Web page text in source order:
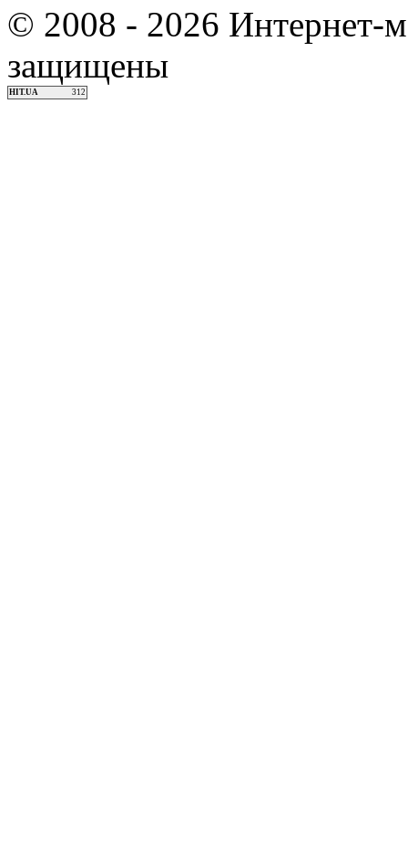
© 2008 - 2026 Интернет-
защищены
HIT.UA 312